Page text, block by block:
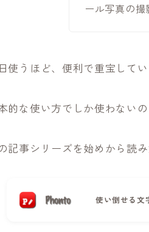
ール写真の撮
使うほど、便利で重宝して
的な使い方でしか使わない
記事シリーズを始めから読
使い倒せる文